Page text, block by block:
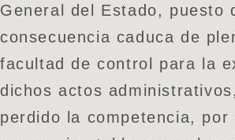
General del Estado, puesto
consecuencia caduca de
facultad de control para la
dichos actos
perdido la competencia, por